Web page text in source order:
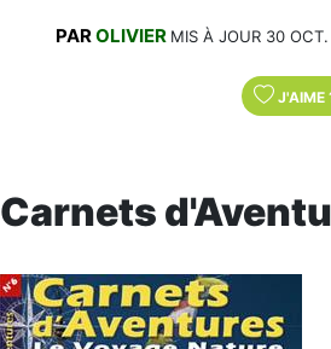
PAROLIVIER MIS À JOUR 30
J'AIME
Carnets